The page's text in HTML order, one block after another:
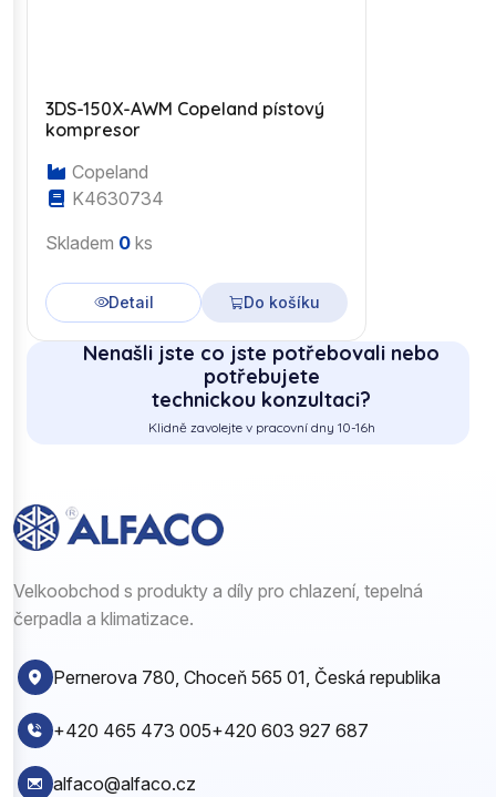
3DS-150X-AWM Copeland pístový
kompresor
Copeland
K4630734
Skladem 0 ks
Detail Do košíku
Nenašli jste co jste potřebovali nebo
potřebujete
technickou konzultaci?
Klidně zavolejte v pracovní dny 10-16h
Velkoobchod s produkty a díly pro chlazení, tepelná
čerpadla a klimatizace.
Pernerova 780, Choceň 565 01, Česká republika
+420 465 473 005+420 603 927 687
alfaco@alfaco.cz